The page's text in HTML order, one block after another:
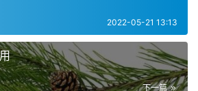
2022-05-21 13:13
下一篇